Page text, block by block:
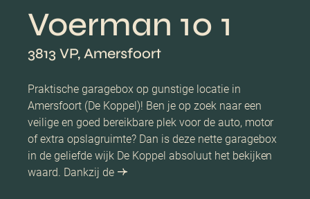
Voerman 10 1
3813 VP, Amersfoort
Praktische garagebox op gunstige locatie in
Amersfoort (De Koppel)! Ben je op zoek naar een
veilige en goed bereikbare plek voor de auto, motor
of extra opslagruimte? Dan is deze nette garagebox
in de geliefde wijk De Koppel absoluut het bekijken
waard. Dankzij de